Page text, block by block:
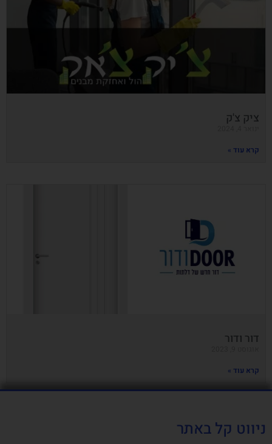
ציק צ'ק
קרא עוד »
דור ודור
קרא עוד »
ניווט קל באתר